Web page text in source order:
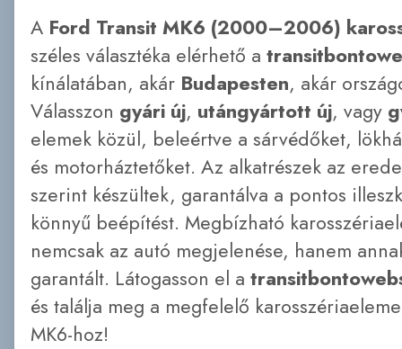
A Ford Transit MK6 (2000–2006)
széles választéka elérhető a
kínálatában, akár Budapesten, akár
Válasszon gyári új, utángyártott új, vagy
elemek közül, beleértve a sárvédőket,
és motorháztetőket. Az alkatrészek az
szerint készültek, garantálva a pontos
könnyű beépítést. Megbízható
nemcsak az autó megjelenése, hanem
garantált. Látogasson el a
és találja meg a megfelelő
MK6-hoz!